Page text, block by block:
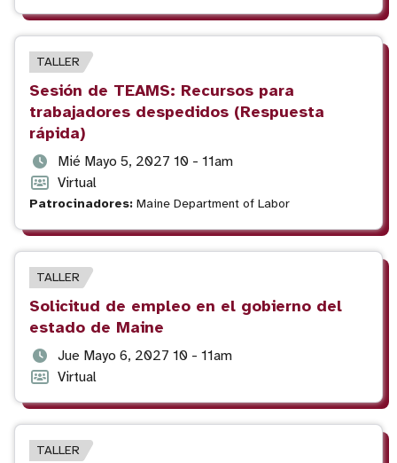
evento
evento
TIPO
DE
EVENTO
TALLER
Título
del
evento
Sesión de TEAMS: Recursos para
trabajadores despedidos (Respuesta
rápida)
Fecha
y
hora
del
evento
Mié Mayo 5, 2027 10 - 11am
Formato
del
evento
Virtual
Patrocinadores: Maine Department of Labor
TIPO
DE
EVENTO
TALLER
Título
del
evento
Solicitud de empleo en el gobierno del
estado de Maine
Fecha
y
hora
del
evento
Jue Mayo 6, 2027 10 - 11am
Formato
del
evento
Virtual
TIPO
TALLER